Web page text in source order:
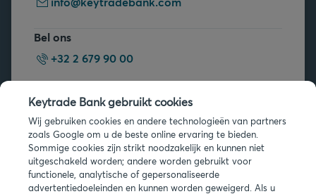
Bel ons
+32 2 679 90 00
Vragen?
Veelgestelde vragen
Keytrade Bank gebruikt cookies
Wij gebruiken cookies en andere technologieën van partners
zoals Google om u de beste online ervaring te bieden.
Sommige cookies zijn strikt noodzakelijk en kunnen niet
uitgeschakeld worden; andere worden gebruikt voor
functionele, analytische of gepersonaliseerde
advertentiedoeleinden en kunnen worden geweigerd. Als u